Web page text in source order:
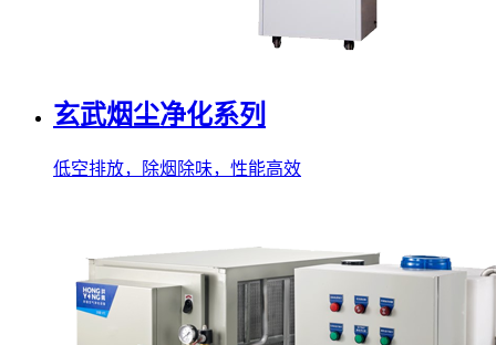
玄武烟尘净化系列
低空排放，除烟除味，性能高效